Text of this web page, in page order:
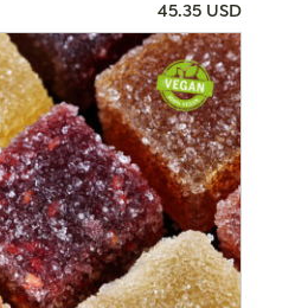
45.35 USD